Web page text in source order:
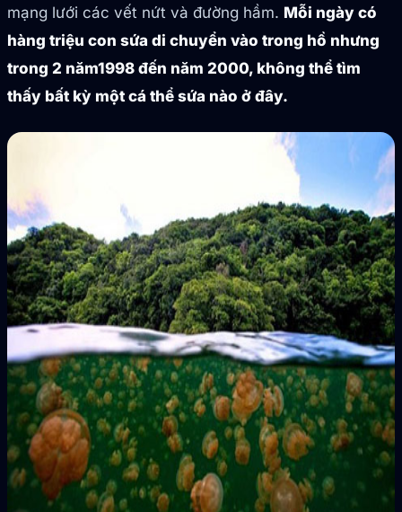
mạng lưới các vết nứt và đường hầm. Mỗi ngày có
hàng triệu con sứa di chuyển vào trong hồ nhưng
trong 2 năm1998 đến năm 2000, không thể tìm
thấy bất kỳ một cá thể sứa nào ở đây.